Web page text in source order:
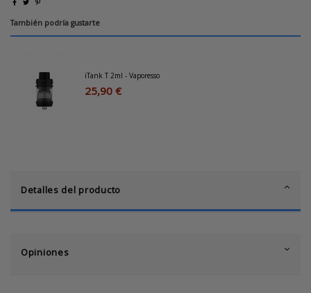
También podría gustarte
iTank T 2ml - Vaporesso
25,90 €
Detalles del producto
Opiniones